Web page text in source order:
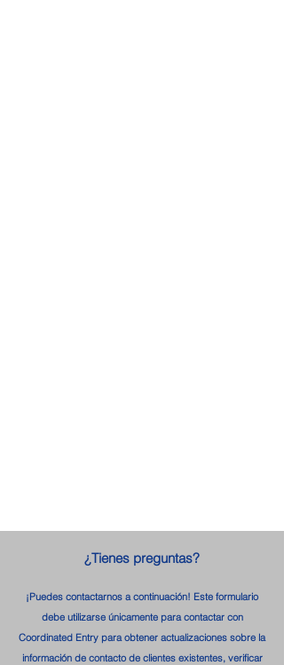
¿Tienes preguntas?
¡Puedes contactarnos a continuación! Este formulario
debe utilizarse únicamente para contactar con
Coordinated Entry para obtener actualizaciones sobre la
información de contacto de clientes existentes, verificar